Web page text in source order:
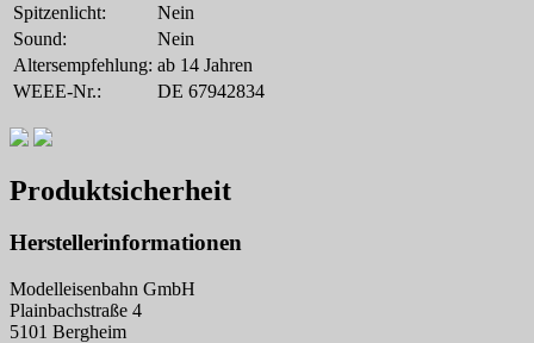
Spitzenlicht:
Nein
Sound:
Nein
Altersempfehlung: ab 14 Jahren
WEEE-Nr.:
DE 67942834
Produktsicherheit
Herstellerinformationen
Modelleisenbahn GmbH
Plainbachstraße 4
5101 Bergheim